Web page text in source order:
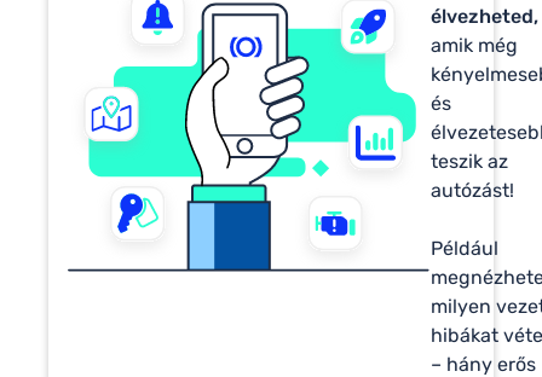
élvezheted,
amik még
és
teszik az
autózást!
Például
milyen
hibákat
– hány erős